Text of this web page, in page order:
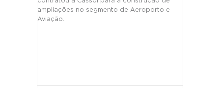
ampliações no segmento de Aeroporto e
Aviação.